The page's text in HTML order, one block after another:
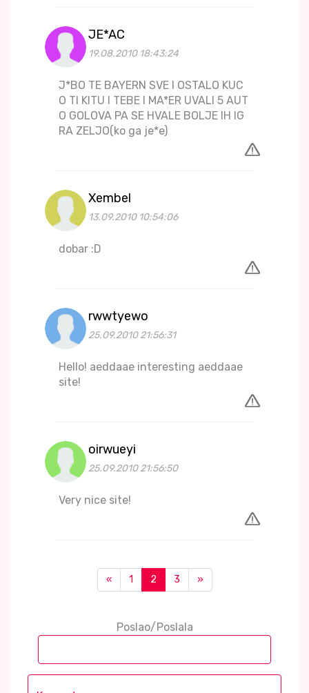
JE*AC
19.08.2010 18:43:24
J*BO TE BAYERN SVE I OSTALO KUC
O TI KITU I TEBE I MA*ER UVALI 5 AUT
O GOLOVA PA SE HVALE BOLJE IH IG
RA ZELJO(ko ga je*e)
Xembel
13.09.2010 10:54:06
dobar :D
rwwtyewo
25.09.2010 21:56:31
Hello! aeddaae interesting aeddaae
site!
oirwueyi
25.09.2010 21:56:50
Very nice site!
« 1 2 3 »
Poslao/Poslala